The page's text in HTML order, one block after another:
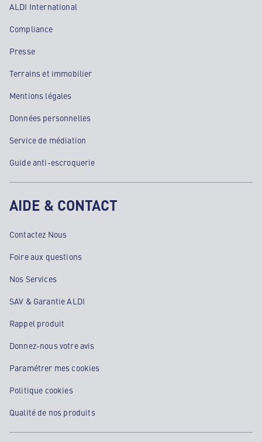
ALDI International
Compliance
Presse
Terrains et immobilier
Mentions légales
Données personnelles
Service de médiation
Guide anti-escroquerie
AIDE & CONTACT
Contactez Nous
Foire aux questions
Nos Services
SAV & Garantie ALDI
Rappel produit
Donnez-nous votre avis
Paramétrer mes cookies
Politique cookies
Qualité de nos produits